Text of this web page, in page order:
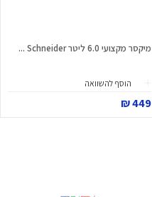
מיקסר מקצועי 6.0 ליטר Schneider ...
הוסף להשוואה
449 ₪